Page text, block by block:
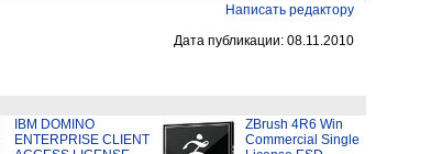
Написать редактору
Дата публикации: 08.11.2010
IBM DOMINO
ENTERPRISE CLIENT
ZBrush 4R6 Win
Commercial Single